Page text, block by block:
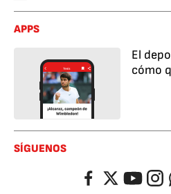
APPS
El
cómo
SÍGUENOS
FacebookTwitterYouTube